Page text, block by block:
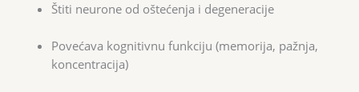
Štiti neurone od oštećenja i degeneracije
Povećava kognitivnu funkciju (memorija, pažnja,
koncentracija)